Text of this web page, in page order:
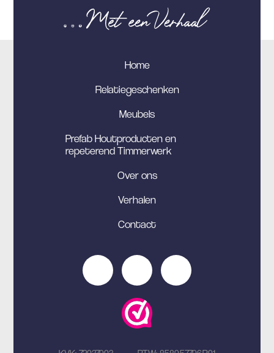
Home
Relatiegeschenken
Meubels
Prefab Houtproducten en
repeterend Timmerwerk
Over ons
Verhalen
Contact